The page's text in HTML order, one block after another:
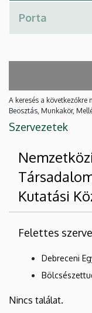
A keresés a következőkre
Beosztás, Munkakör,
Szervezetek
Kutatási
Felettes
Debreceni
Nincs találat.